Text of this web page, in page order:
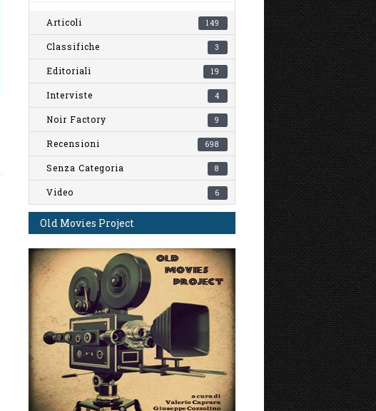
Articoli 149
Classifiche 3
Editoriali 19
Interviste 4
Noir Factory 9
Recensioni 698
Senza Categoria 8
Video 6
Old Movies Project